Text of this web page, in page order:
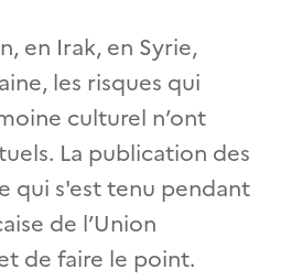
en Irak, en Syrie,
les risques qui
culturel n’ont
La publication des
qui s'est tenu pendant
de l’Union
de faire le point.